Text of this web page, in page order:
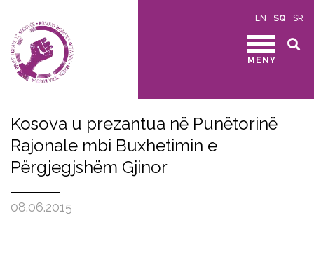
EN SQ SR
MENY
Kosova u prezantua në Punëtorinë
Rajonale mbi Buxhetimin e
Përgjegjshëm Gjinor
08.06.2015